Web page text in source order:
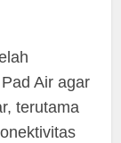
Air agar
terutama